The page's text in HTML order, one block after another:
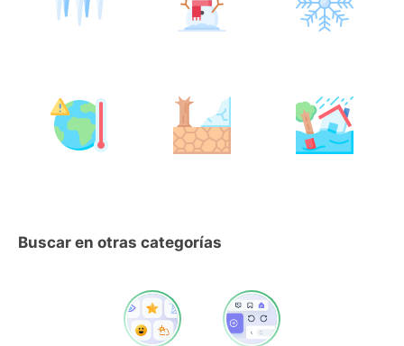
Buscar en otras categorías